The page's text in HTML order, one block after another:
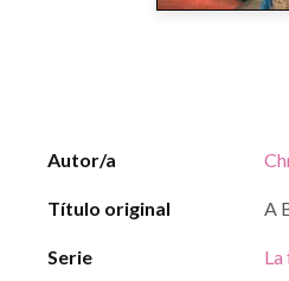
Autor/a
Título original A
Serie